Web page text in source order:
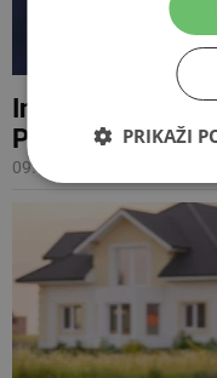
Inflacija i
PDV-a u BiH za
09.03.2026 07:07
PRIKAŽI